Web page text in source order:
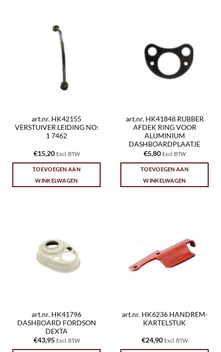
art.nr. HK42155
VERSTUIVER LEIDING NO:
1 7462
€15,20 Excl. BTW
TOEVOEGEN AAN
WINKELWAGEN
art.nr. HK41848 RUBBER
AFDEK RING VOOR
ALUMINIUM
DASHBOARDPLAATJE
€5,80 Excl. BTW
TOEVOEGEN AAN
WINKELWAGEN
art.nr. HK41796
DASHBOARD FORDSON
DEXTA
€43,95 Excl. BTW
art.nr. HK6236 HANDREM-
KARTELSTUK
€24,90 Excl. BTW